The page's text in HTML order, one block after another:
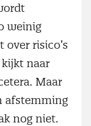
weinig
risico’s
naar
Maar
afstemming
nog niet.